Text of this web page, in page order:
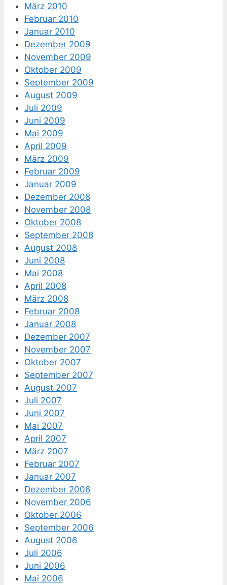
März 2010
Februar 2010
Januar 2010
Dezember 2009
November 2009
Oktober 2009
September 2009
August 2009
Juli 2009
Juni 2009
Mai 2009
April 2009
März 2009
Februar 2009
Januar 2009
Dezember 2008
November 2008
Oktober 2008
September 2008
August 2008
Juni 2008
Mai 2008
April 2008
März 2008
Februar 2008
Januar 2008
Dezember 2007
November 2007
Oktober 2007
September 2007
August 2007
Juli 2007
Juni 2007
Mai 2007
April 2007
März 2007
Februar 2007
Januar 2007
Dezember 2006
November 2006
Oktober 2006
September 2006
August 2006
Juli 2006
Juni 2006
Mai 2006